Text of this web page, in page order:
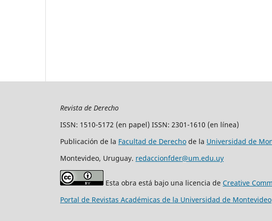
Revista de Derecho
ISSN: 1510-5172 (en papel) ISSN: 2301-1610 (en línea)
Publicación de la Facultad de Derecho de la Universidad de
Montevideo, Uruguay. redaccionfder@um.edu.uy
Esta obra está bajo una licencia de Creative
Portal de Revistas Académicas de la Universidad de Montevideo